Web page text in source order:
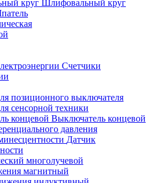
Шлифовальный круг
Счетчики
позиционного выключателя
сенсорной техники
Выключатель концевой
давления
Датчик
многолучевой
магнитный